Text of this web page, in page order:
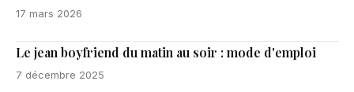
17 mars 2026
Le jean boyfriend du matin au soir : mode d'emploi
7 décembre 2025